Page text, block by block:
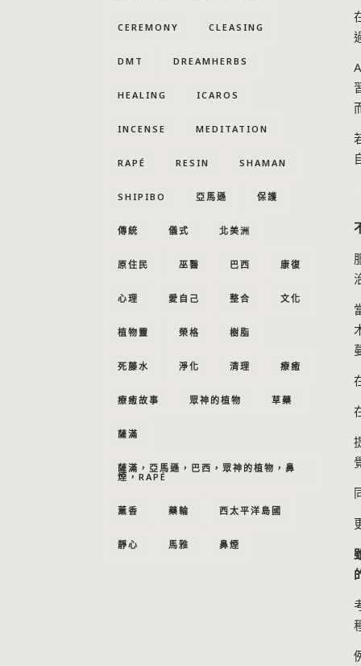
CEREMONY CLEASING
DMT DREAMHERBS
HEALING ICAROS
INCENSE MEDITATION
RAPÉ RESIN SHAMAN
SHIPIBO 亞馬遜 保護
傳統 儀式 北美洲
原住民 巫醫 巴西 康復
心理 愛自己 整合 文化
植物靈 榮格 樹脂
死藤水 淨化 清理 療癒
療癒故事 眾神的植物 草藥
薩滿
薩滿，亞馬遜，巴西，眾神的植物，鼻
煙，RAPÉ
薰香 藥輪 西太平洋島國
靜心 馬雅 鼻煙